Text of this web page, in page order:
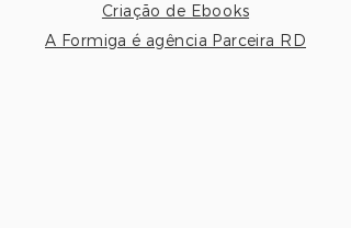
Criação de Ebooks
A Formiga é agência Parceira RD